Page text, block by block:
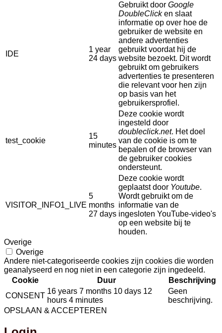
IDE
1 year
24 days
Gebruikt door Google
DoubleClicken slaat
informatie op over hoe de
gebruiker de website en
andere advertenties
gebruikt voordat hij de
website bezoekt. Dit wordt
gebruikt om gebruikers
advertenties te presenteren
die relevant voor hen zijn
op basis van het
gebruikersprofiel.
test_cookie
15
minutes
Deze cookie wordt
ingesteld door
doubleclick.net. Het doel
van de cookie is om te
bepalen of de browser van
de gebruiker cookies
ondersteunt.
VISITOR_INFO1_LIVE
5
months
27 days
Deze cookie wordt
geplaatst door Youtube.
Wordt gebruikt om de
informatie van de
ingesloten YouTube-video's
op een website bij te
houden.
Overige
Overige
Andere niet-categoriseerde cookies zijn cookies die worden
geanalyseerd en nog niet in een categorie zijn ingedeeld.
Cookie
Duur
Beschrijving
CONSENT
16 years 7 months 10 days 12
hours 4 minutes
Geen
beschrijving.
OPSLAAN & ACCEPTEREN